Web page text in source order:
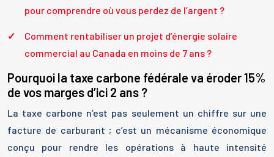
pour comprendre où vous perdez de l’argent ?
Comment rentabiliser un projet d’énergie solaire
commercial au Canada en moins de 7 ans ?
Pourquoi la taxe carbone fédérale va éroder 15%
de vos marges d’ici 2 ans ?
La taxe carbone n’est pas seulement un chiffre sur une
facture de carburant ; c’est un mécanisme économique
conçu pour rendre les opérations à haute intensité